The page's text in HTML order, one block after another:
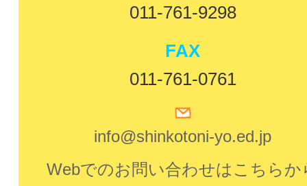
011-761-9298
FAX
011-761-0761
info@shinkotoni-yo.ed.jp
Webでのお問い合わせはこちらか